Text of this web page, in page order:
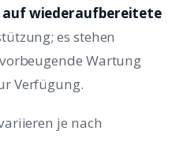
auf wiederaufbereitete
es stehen
Wartung
Verfügung.
je nach